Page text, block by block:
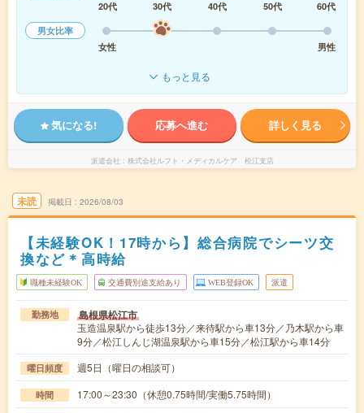
20代
30代 40代 50代
60代
男女比率
女性
男性
もっと見る
気になる! 応募へ進む 詳しく見る
派遣会社 株式会社ルフト・メディカルケア 松江支店
未読 掲載日 2026/08/03
【未経験OK！17時から】総合病院でシーツ交
換など＊高時給
職種未経験OK 交通費別途支給あり WEB登録OK 派遣
勤務地 島根県松江市
玉造温泉駅から徒歩13分／来待駅から車13分／乃木駅から車
9分／松江しんじ湖温泉駅から車15分／松江駅から車14分
曜日頻度 週5日（曜日の相談可）
時間 17:00～23:30（休憩0.75時間/実働5.75時間）